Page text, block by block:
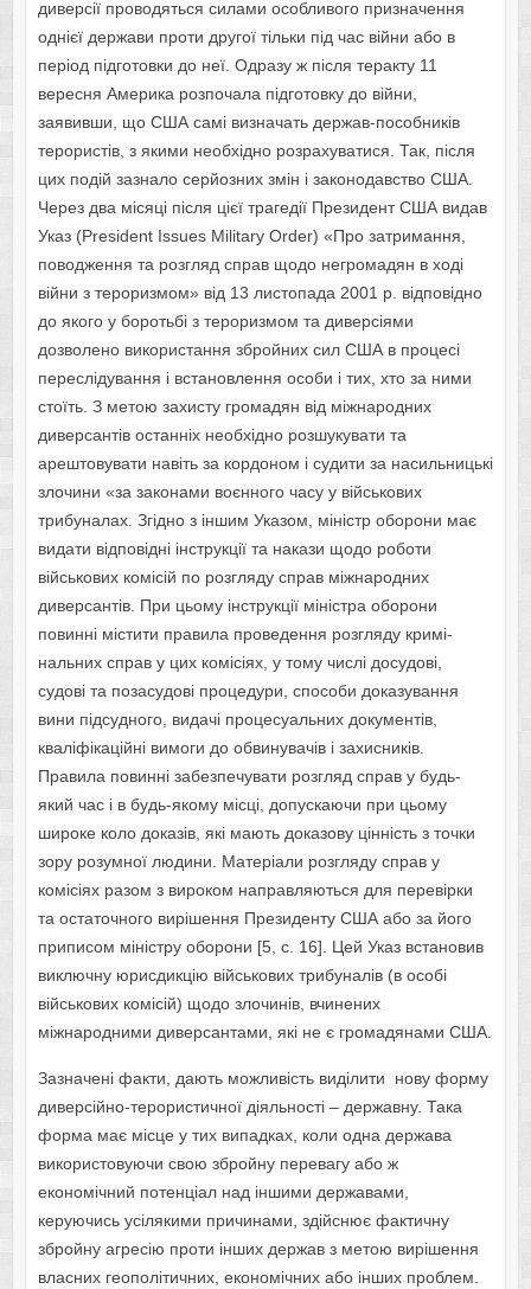
диверсії проводяться силами особливого призначення
однієї держави проти другої тільки під час війни або в
період підготовки до неї. Одразу ж після теракту 11
вересня Америка розпочала підготовку до війни,
заявивши, що США самі визначать держав-пособників
терористів, з якими необхідно розрахуватися. Так, після
цих подій зазнало серйозних змін і законодавство США.
Через два місяці після цієї трагедії Президент США видав
Указ (President Issues Military Order) «Про затримання,
поводження та розгляд справ щодо негромадян в ході
війни з тероризмом» від 13 листопада 2001 р. відповідно
до якого у боротьбі з тероризмом та диверсіями
дозволено використання збройних сил США в про­цесі
переслідування і встановлення особи і тих, хто за ними
стоїть. З метою захисту громадян від міжнародних
диверсантів останніх необхідно розшукувати та
арештовувати навіть за кордоном і судити за насильницькі
злочини «за законами воєнного часу у військових
трибуналах. Згідно з іншим Указом, міністр оборони має
видати відповідні інструкції та накази щодо роботи
військових комісій по розгляду справ міжнародних
диверсантів. При цьому інструкції міністра оборони
повинні містити правила проведення розгляду кримі­
нальних справ у цих комісіях, у тому числі досудові,
судові та позасудові процедури, способи доказування
вини підсудного, видачі процесуальних документів,
кваліфікаційні вимоги до обвинувачів і захисників.
Правила повинні забезпечувати розгляд справ у будь-
який час і в будь-якому місці, допускаючи при цьому
широке коло доказів, які мають доказову цінність з точки
зору розумної людини. Матеріали розгляду справ у
комісіях разом з вироком направля­ються для перевірки
та остаточного вирішення Президенту США або за його
приписом міністру оборони [5, с. 16]. Цей Указ встановив
виключну юрисдикцію військових трибу­налів (в особі
військових комісій) щодо злочинів, вчинених
міжнародними диверсантами, які не є громадянами США.
Зазначені факти, дають можливість виділити нову форму
диверсійно-терористичної діяльності – державну. Така
форма має місце у тих випадках, коли одна держава
використовуючи свою збройну перевагу або ж
економічний потенціал над іншими державами,
керуючись усілякими причинами, здійснює фактичну
збройну агресію проти інших держав з метою вирішення
власних геополітичних, економічних або інших проблем.